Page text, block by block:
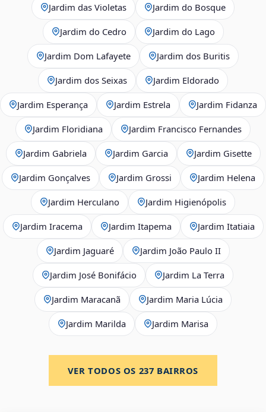
Jardim das Violetas Jardim do Bosque
Jardim do Cedro Jardim do Lago
Jardim Dom Lafayete Jardim dos Buritis
Jardim dos Seixas Jardim Eldorado
Jardim Esperança Jardim Estrela Jardim Fidanza
Jardim Floridiana Jardim Francisco Fernandes
Jardim Gabriela Jardim Garcia Jardim Gisette
Jardim Gonçalves Jardim Grossi Jardim Helena
Jardim Herculano Jardim Higienópolis
Jardim Iracema Jardim Itapema Jardim Itatiaia
Jardim Jaguaré Jardim João Paulo II
Jardim José Bonifácio Jardim La Terra
Jardim Maracanã Jardim Maria Lúcia
Jardim Marilda Jardim Marisa
VER TODOS OS 237 BAIRROS